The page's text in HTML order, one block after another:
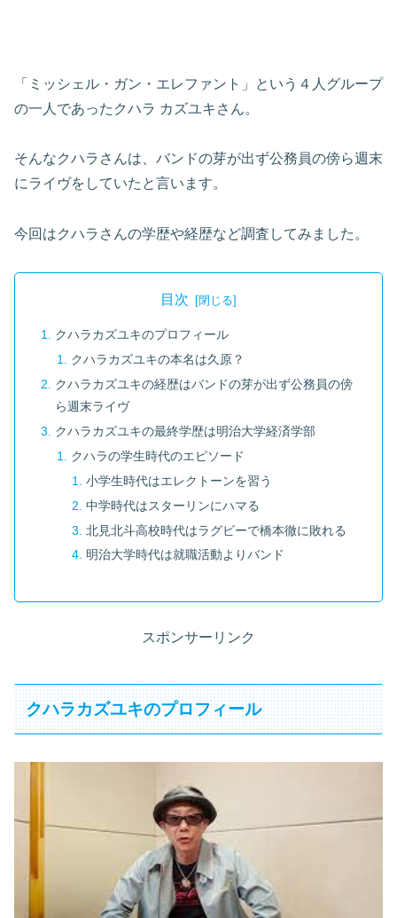
「ミッシェル・ガン・エレファント」という４人グループ
の一人であったクハラ カズユキさん。
そんなクハラさんは、バンドの芽が出ず公務員の傍ら週末
にライヴをしていたと言います。
今回はクハラさんの学歴や経歴など調査してみました。
目次
クハラカズユキのプロフィール
クハラカズユキの本名は久原？
クハラカズユキの経歴はバンドの芽が出ず公務員の傍
ら週末ライヴ
クハラカズユキの最終学歴は明治大学経済学部
クハラの学生時代のエピソード
小学生時代はエレクトーンを習う
中学時代はスターリンにハマる
北見北斗高校時代はラグビーで橋本徹に敗れる
明治大学時代は就職活動よりバンド
スポンサーリンク
クハラカズユキのプロフィール